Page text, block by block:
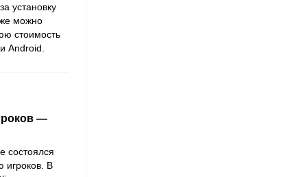
установку
можно
стоимость
Android.
—
состоялся
игроков. В